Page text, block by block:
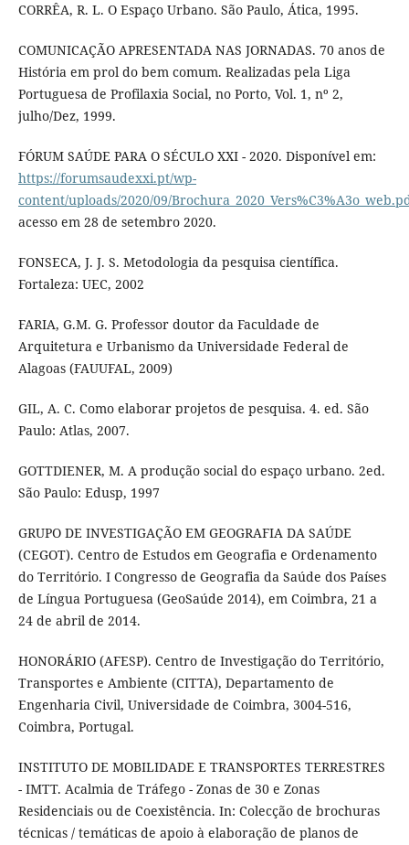
CORRÊA, R. L. O Espaço Urbano. São Paulo, Ática, 1995.
COMUNICAÇÃO APRESENTADA NAS JORNADAS. 70 anos de
História em prol do bem comum. Realizadas pela Liga
Portuguesa de Profilaxia Social, no Porto, Vol. 1, nº 2,
julho/Dez, 1999.
FÓRUM SAÚDE PARA O SÉCULO XXI - 2020. Disponível em:
https://forumsaudexxi.pt/wp-
content/uploads/2020/09/
acesso em 28 de setembro 2020.
FONSECA, J. J. S. Metodologia da pesquisa científica.
Fortaleza: UEC, 2002
FARIA, G.M. G. Professor doutor da Faculdade de
Arquitetura e Urbanismo da Universidade Federal de
Alagoas (FAUUFAL, 2009)
GIL, A. C. Como elaborar projetos de pesquisa. 4. ed. São
Paulo: Atlas, 2007.
GOTTDIENER, M. A produção social do espaço urbano. 2ed.
São Paulo: Edusp, 1997
GRUPO DE INVESTIGAÇÃO EM GEOGRAFIA DA SAÚDE
(CEGOT). Centro de Estudos em Geografia e Ordenamento
do Território. I Congresso de Geografia da Saúde dos Países
de Língua Portuguesa (GeoSaúde 2014), em Coimbra, 21 a
24 de abril de 2014.
HONORÁRIO (AFESP). Centro de Investigação do Território,
Transportes e Ambiente (CITTA), Departamento de
Engenharia Civil, Universidade de Coimbra, 3004-516,
Coimbra, Portugal.
INSTITUTO DE MOBILIDADE E TRANSPORTES TERRESTRES
- IMTT. Acalmia de Tráfego - Zonas de 30 e Zonas
Residenciais ou de Coexistência. In: Colecção de brochuras
técnicas / temáticas de apoio à elaboração de planos de